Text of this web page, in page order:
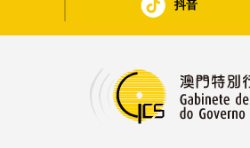
抖音